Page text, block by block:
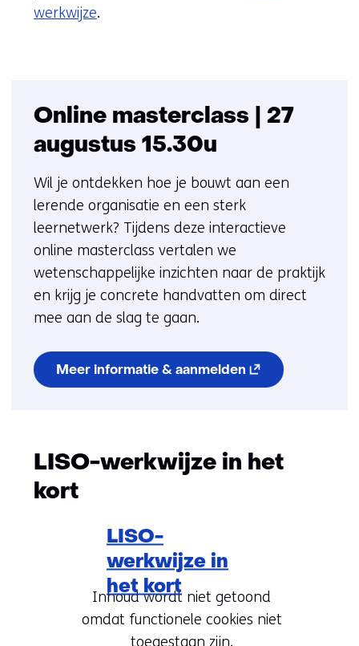
werkwijze.
Online masterclass | 27
augustus 15.30u
Wil je ontdekken hoe je bouwt aan een
lerende organisatie en een sterk
leernetwerk? Tijdens deze interactieve
online masterclass vertalen we
wetenschappelijke inzichten naar de praktijk
en krijg je concrete handvatten om direct
mee aan de slag te gaan.
Meer informatie & aanmelden (opent
een
andere
LISO-werkwijze in het
kort
LISO-
werkwijze in
het kort
Cookievoorkeur
wijzigen
Inhoud wordt niet getoond
omdat functionele cookies niet
toegestaan zijn.
Hier
kan